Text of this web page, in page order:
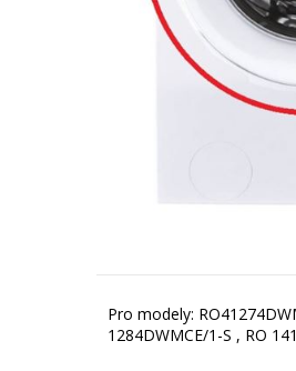
Pro modely:
1284DWMCE/1-S , RO